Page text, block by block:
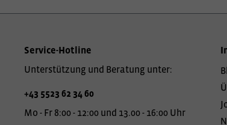
Service-Hotline
Unterstützung und Beratung unter:
+43 5523 62 34 60
Mo - Fr 8:00 - 12:00 und 13.00 - 16:00 Uhr